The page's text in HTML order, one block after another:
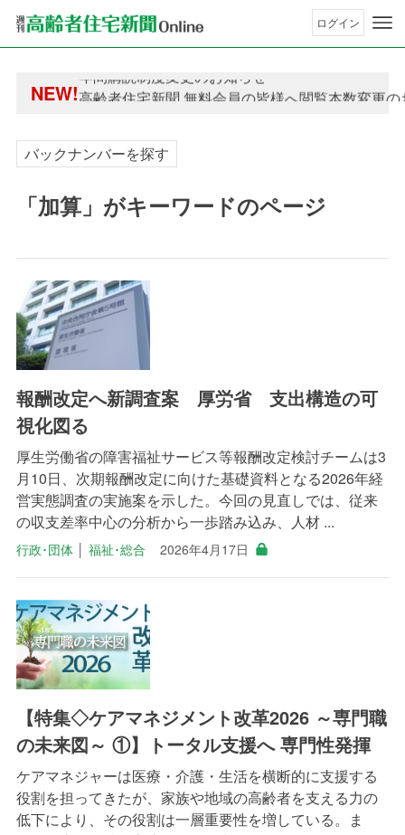
ログイン
NEW!高齢者住宅新聞 無料会員の皆様へ閲覧本数変更
高齢者住宅新聞 無料会員の皆様へ閲覧本数変更
バックナンバーを探す
「加算」がキーワードのページ
報酬改定へ新調査案 厚労省 支出構造の可
視化図る
厚生労働省の障害福祉サービス等報酬改定検討チームは3
月10日、次期報酬改定に向けた基礎資料となる2026年経
営実態調査の実施案を示した。今回の見直しでは、従来
の収支差率中心の分析から一歩踏み込み、人材 ...
行政･団体│ 福祉･総合 2026年4月17日
【特集◇ケアマネジメント改革2026 ～専門職
の未来図～ ①】トータル支援へ 専門性発揮
ケアマネジャーは医療・介護・生活を横断的に支援する
役割を担ってきたが、家族や地域の高齢者を支える力の
低下により、その役割は一層重要性を増している。ま